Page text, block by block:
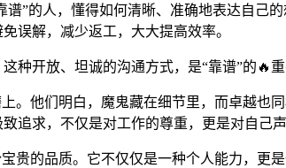
”的人，懂得如何清晰、准确地表达自己
误解，减少返工，大大提高效率。
种开放、坦诚的沟通方式，是“靠谱”的🔥重
。他们明白，魔鬼藏在细节里，而卓越也
追求，不仅是对工作的尊重，更是对自己声
贵的品质。它不仅仅是一种个人能力，更